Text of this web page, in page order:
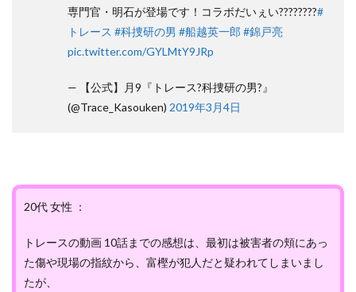
専門官・明石が登場です！コラボだいぇい????????#
トレース #科捜研の男 #船越英一郎 #錦戸亮
pic.twitter.com/GYLMtY9JRp
— 【公式】月9『トレース?科捜研の男?』
(@Trace_Kasouken) 2019年3月4日
20代 女性 ：
トレースの動画 10話までの感想は、最初は被害者の頬にあっ
た傷や現場の指紋から、富樫が犯人だと疑われてしまいまし
たが、